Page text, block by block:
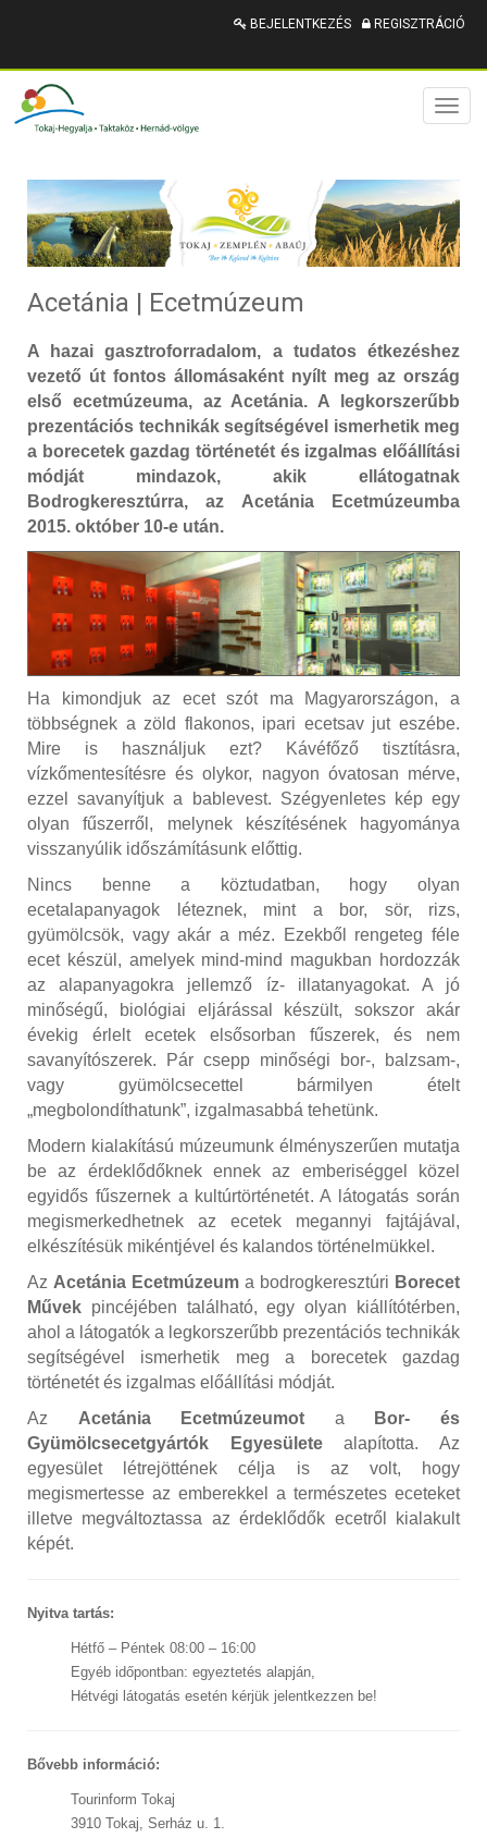
BEJELENTKEZÉS REGISZTRÁCIÓ
Acetánia | Ecetmúzeum
A hazai gasztroforradalom, a tudatos étkezéshez
vezető út fontos állomásaként nyílt meg az ország
első ecetmúzeuma, az Acetánia. A legkorszerűbb
prezentációs technikák segítségével ismerhetik meg
a borecetek gazdag történetét és izgalmas előállítási
módját mindazok, akik ellátogatnak
Bodrogkeresztúrra, az Acetánia Ecetmúzeumba
2015. október 10-e után.
Ha kimondjuk az ecet szót ma Magyarországon, a
többségnek a zöld flakonos, ipari ecetsav jut eszébe.
Mire is használjuk ezt? Kávéfőző tisztításra,
vízkőmentesítésre és olykor, nagyon óvatosan mérve,
ezzel savanyítjuk a bablevest. Szégyenletes kép egy
olyan fűszerről, melynek készítésének hagyománya
visszanyúlik időszámításunk előttig.
Nincs benne a köztudatban, hogy olyan
ecetalapanyagok léteznek, mint a bor, sör, rizs,
gyümölcsök, vagy akár a méz. Ezekből rengeteg féle
ecet készül, amelyek mind-mind magukban hordozzák
az alapanyagokra jellemző íz- illatanyagokat. A jó
minőségű, biológiai eljárással készült, sokszor akár
évekig érlelt ecetek elsősorban fűszerek, és nem
savanyítószerek. Pár csepp minőségi bor-, balzsam-,
vagy gyümölcsecettel bármilyen ételt
„megbolondíthatunk”, izgalmasabbá tehetünk.
Modern kialakítású múzeumunk élményszerűen mutatja
be az érdeklődőknek ennek az emberiséggel közel
egyidős fűszernek a kultúrtörténetét. A látogatás során
megismerkedhetnek az ecetek megannyi fajtájával,
elkészítésük mikéntjével és kalandos történelmükkel.
Az Acetánia Ecetmúzeum a bodrogkeresztúri Borecet
Művek pincéjében található, egy olyan kiállítótérben,
ahol a látogatók a legkorszerűbb prezentációs technikák
segítségével ismerhetik meg a borecetek gazdag
történetét és izgalmas előállítási módját.
Az Acetánia Ecetmúzeumot a
Bor- és
Gyümölcsecetgyártók Egyesületealapította. Az
egyesület létrejöttének célja is az volt, hogy
megismertesse az emberekkel a természetes eceteket
illetve megváltoztassa az érdeklődők ecetről kialakult
képét.
Nyitva tartás:
Hétfő – Péntek 08:00 – 16:00
Egyéb időpontban: egyeztetés alapján,
Hétvégi látogatás esetén kérjük jelentkezzen be!
Bővebb információ:
Tourinform Tokaj
3910 Tokaj, Serház u. 1.